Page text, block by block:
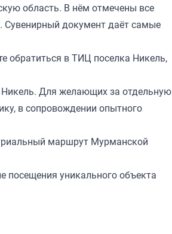
область. В нём отмечены все
Сувенирный документ даёт самые
обратиться в ТИЦ поселка Никель,
Никель. Для желающих за отдельную
в сопровождении опытного
маршрут Мурманской
посещения уникального объекта